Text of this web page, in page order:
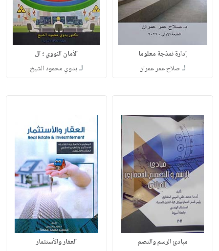
إدارة نمذجة معلوما
لـ صلاح عمر عمران
الأمان النووي ؛ ال
لـ بدوي محمود الشيخ
مبادئ الرسم والتصم العقار والأستثمار